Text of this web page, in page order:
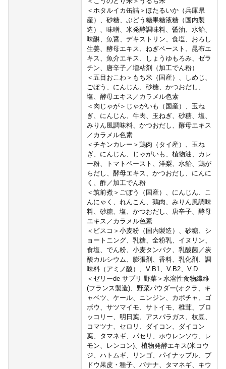
＜ホタルイカ缶詰＞ほたるいか（兵庫県
産）、砂糖、ぶどう糖果糖液糖（国内製
造）、味噌、米発酵調味料、醤油、水飴、
味醂、魚醤、デキストリン、食塩、おろし
生姜、酵母エキス、ねぎペースト、昆布エ
キス、魚介エキス、しょうゆもろみ、ゼラ
チン、唐辛子／増粘剤（加工でん粉）
＜五目おこわ＞もち米（国産）、しめじ、
ごぼう、にんじん、砂糖、かつおだし、
塩、酵母エキス／カラメル色素
＜肉じゃが＞じゃがいも（国産）、玉ね
ぎ、にんじん、牛肉、玉ねぎ、砂糖、塩、
みりん風調味料、かつおだし、酵母エキス
／カラメル色素
＜チキンカレー＞鶏肉（タイ産）、玉ね
ぎ、にんじん、じゃがいも、植物油、カレ
ー粉、トマトペースト、洋梨、水飴、鶏が
らだし、酵母エキス、かつおだし、にんに
く、酢／加工でん粉
＜筑前煮＞ごぼう（国産）、にんじん、こ
んにゃく、れんこん、鶏肉、みりん風調味
料、砂糖、塩、かつおだし、唐辛子、酵母
エキス／カラメル色素
＜ビスコ＞小麦粉（国内製造）、砂糖、シ
ョートニング、乳糖、全粉乳、イヌリン、
食塩、でん粉、小麦タンパク、乳酸菌／炭
酸カルシウム、膨張剤、香料、乳化剤、調
味料（アミノ酸）、V.B1、V.B2、V.D
＜ゼリーde サプリ 野菜＞水溶性食物繊維
(フランス製造)、野菜パウダー(オクラ、キ
ャベツ、ケール、ニンジン、カボチャ、ゴ
ボウ、サツマイモ、サトイモ、椎茸、ブロ
ッコリー、明日葉、アスパラガス、枝豆、
コマツナ、セロリ、ダイコン、ダイコン
葉、タマネギ、パセリ、ホウレンソウ、レ
モン、レンコン)、植物発酵エキス(米コウ
ジ、ハトムギ、リンゴ、パイナップル、ブ
ドウ果皮・種子、バナナ、タマネギ、キウ